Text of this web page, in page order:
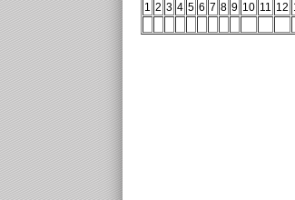
1 2 3 4 5 6 7 8 9 10 11 12